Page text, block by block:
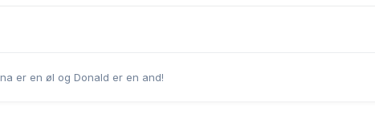
er en øl og Donald er en and!